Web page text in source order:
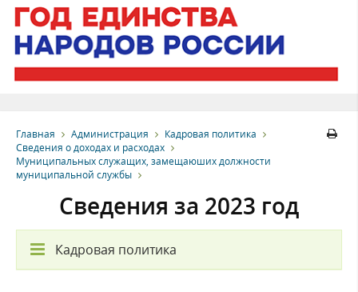
Главная Администрация
Кадровая политика
Сведения о доходах и расходах
Муниципальных служащих, замещаюших должности
муниципальной службы
Сведения за 2023 год
Кадровая политика